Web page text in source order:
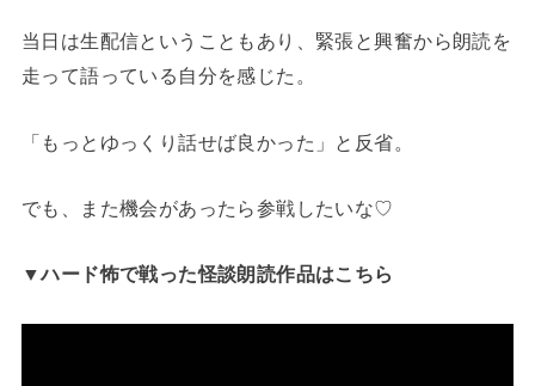
当日は生配信ということもあり、緊張と興奮から朗読を
走って語っている自分を感じた。
「もっとゆっくり話せば良かった」と反省。
でも、また機会があったら参戦したいな♡
▼ハード怖で戦った怪談朗読作品はこちら